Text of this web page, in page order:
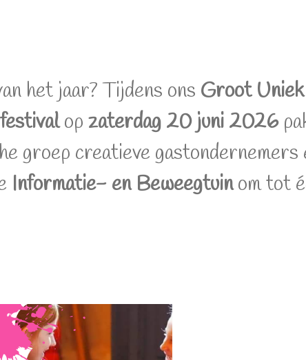
het jaar? Tijdens ons Groot Uniek
op zaterdag 20 juni 2026
groep creatieve gastondernemers
Informatie- en Beweegtuinom tot